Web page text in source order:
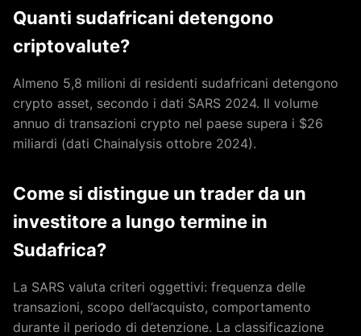
Quanti sudafricani detengono
criptovalute?
Almeno 5,8 milioni di residenti sudafricani detengono
crypto asset, secondo i dati SARS 2024. Il volume
annuo di transazioni crypto nel paese supera i $26
miliardi (dati Chainalysis ottobre 2024).
Come si distingue un trader da un
investitore a lungo termine in
Sudafrica?
La SARS valuta criteri oggettivi: frequenza delle
transazioni, scopo dell’acquisto, comportamento
durante il periodo di detenzione. La classificazione